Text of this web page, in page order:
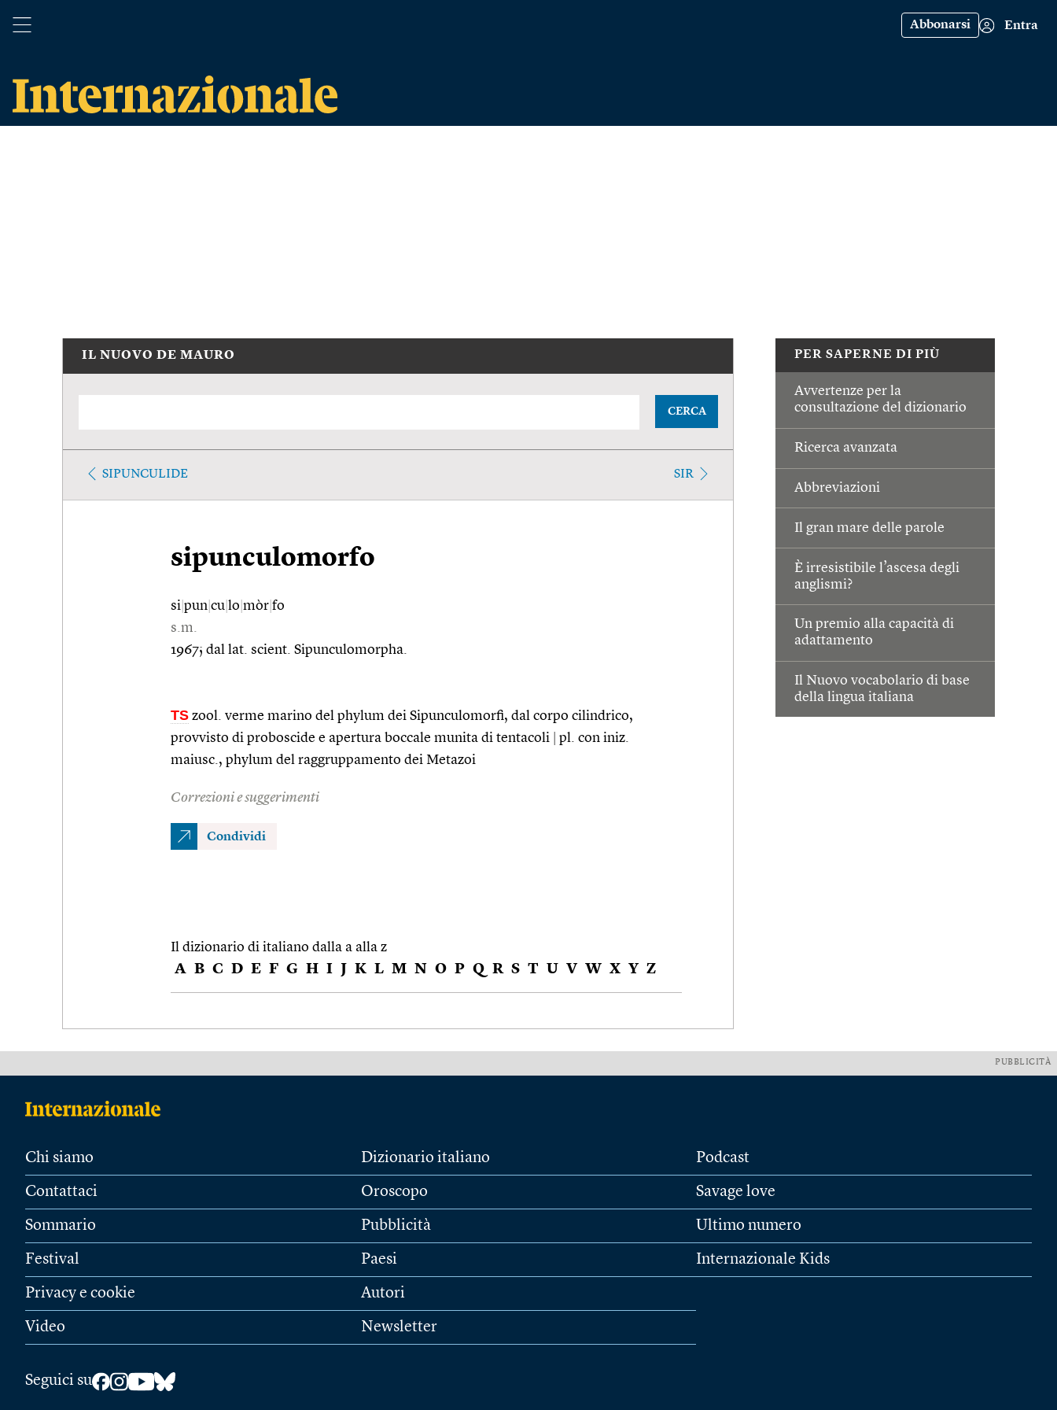
Abbonarsi Entra
PER SAPERNE DI PIÙ
Avvertenze per la
consultazione del dizionario
Ricerca avanzata
Abbreviazioni
Il gran mare delle parole
È irresistibile l’ascesa degli
anglismi?
Un premio alla capacità di
adattamento
Il Nuovo vocabolario di base
della lingua italiana
IL NUOVO DE MAURO
CERCA
SIPUNCULIDE SIR
sipunculomorfo
si pun cu lo mòr fo
s.m.
1967; dal lat. scient. Sipunculomorpha.
TS zool. verme marino del phylum dei Sipunculomorfi, dal corpo cilindrico,
provvisto di proboscide e apertura boccale munita di tentacoli
pl. con iniz.
maiusc., phylum del raggruppamento dei Metazoi
Correzioni e suggerimenti
Condividi
Il dizionario di italiano dalla a alla z
A B C D E F G H I J K L M N O P Q R S T U V W X Y Z
PUBBLICITÀ
Chi siamo
Contattaci
Sommario
Festival
Privacy e cookie
Video
Dizionario italiano
Oroscopo
Pubblicità
Paesi
Autori
Newsletter
Podcast
Savage love
Ultimo numero
Internazionale Kids
Seguici su